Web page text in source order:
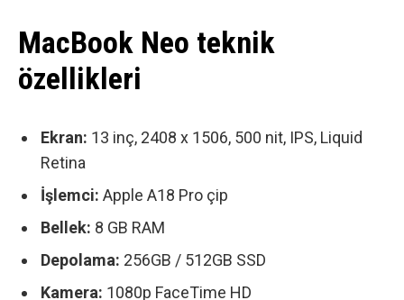
MacBook Neo teknik
özellikleri
Ekran: 13 inç, 2408 x 1506, 500 nit, IPS, Liquid
Retina
İşlemci: Apple A18 Pro çip
Bellek: 8 GB RAM
Depolama: 256GB / 512GB SSD
Kamera: 1080p FaceTime HD